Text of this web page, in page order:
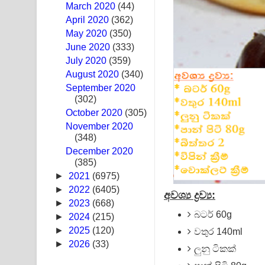
Ma Igili Giya Lyrics - මා ඉගිලී ගියා ගීතයේ පද පෙළ
Ras Balan Song Lyrics - රැස් බලන් ගීතයේ පද පෙළ
Hoda sihiyen Song Lyrics - හොද සිහියෙන් ගීතයේ පද
Awanken Song Lyrics - අවංකෙන් ගීතයේ පද පෙළ
Pa Sina Song Lyrics - පෑ සිනා ගීතයේ පද පෙළ
Pemwanthiye Song Lyrics - පෙම්වන්තියේ ගීතයේ පද
Manobhawa Song Lyrics - මනෝභව ගීතයේ පද පෙළ
Akahe Indala Song Lyrics - ආකාහේ ඉඳලා ගීතයේ
Raawaya Song Lyrics - රාවය ගීතයේ පද පෙළ
Saddeta Denna Song Lyrics - සද්දෙට දෙන්න ගීතයේ
Kaalaya Song Lyrics - කාලය ගීතයේ පද පෙළ
March 2020 (44)
April 2020 (362)
May 2020 (350)
June 2020 (333)
July 2020 (359)
August 2020 (340)
September 2020
(302)
October 2020 (305)
November 2020
(348)
December 2020
(385)
► 2021 (6975)
► 2022 (6405)
► 2023 (668)
► 2024 (215)
► 2025 (120)
► 2026 (33)
අවශ්‍ය ද්‍රව්‍ය:
බටර් 60g
වතුර 140ml
ලුනු ටිකක්